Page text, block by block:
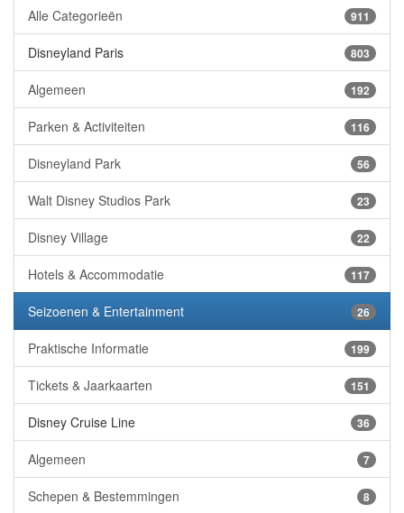
911
Alle Categorieën
803
Disneyland Paris
192
Algemeen
116
Parken & Activiteiten
56
Disneyland Park
23
Walt Disney Studios Park
22
Disney Village
117
Hotels & Accommodatie
26
Seizoenen & Entertainment
199
Praktische Informatie
151
Tickets & Jaarkaarten
36
Disney Cruise Line
7
Algemeen
8
Schepen & Bestemmingen